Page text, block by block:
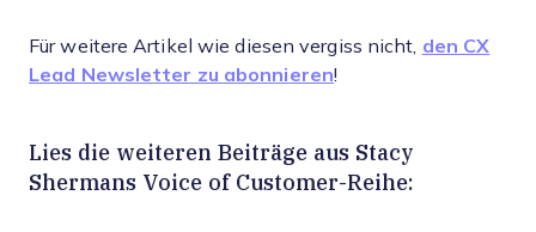
Für weitere Artikel wie diesen vergiss nicht, den CX
Lead Newsletter zu abonnieren!
Lies die weiteren Beiträge aus Stacy
Shermans Voice of Customer-Reihe: